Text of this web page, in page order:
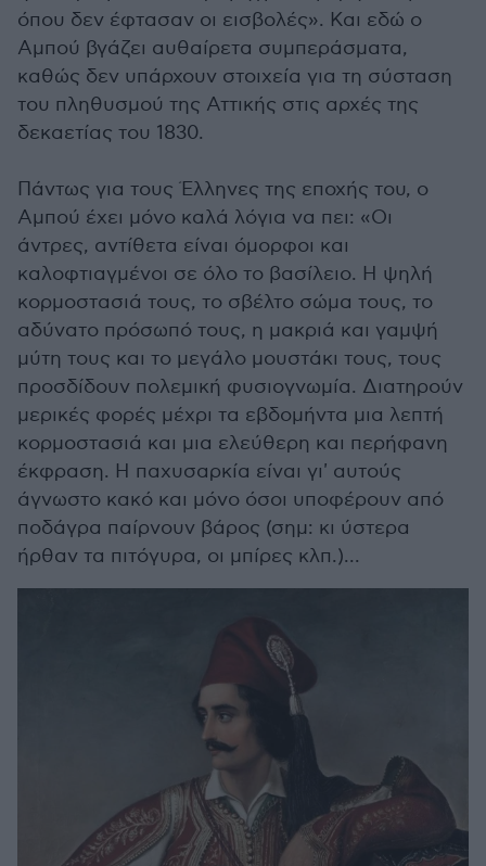
όπου δεν έφτασαν οι εισβολές». Και εδώ ο
Αμπού βγάζει αυθαίρετα συμπεράσματα,
καθώς δεν υπάρχουν στοιχεία για τη σύσταση
του πληθυσμού της Αττικής στις αρχές της
δεκαετίας του 1830.
Πάντως για τους Έλληνες της εποχής του, ο
Αμπού έχει μόνο καλά λόγια να πει: «Οι
άντρες, αντίθετα είναι όμορφοι και
καλοφτιαγμένοι σε όλο το βασίλειο. Η ψηλή
κορμοστασιά τους, το σβέλτο σώμα τους, το
αδύνατο πρόσωπό τους, η μακριά και γαμψή
μύτη τους και το μεγάλο μουστάκι τους, τους
προσδίδουν πολεμική φυσιογνωμία. Διατηρούν
μερικές φορές μέχρι τα εβδομήντα μια λεπτή
κορμοστασιά και μια ελεύθερη και περήφανη
έκφραση. Η παχυσαρκία είναι γι' αυτούς
άγνωστο κακό και μόνο όσοι υποφέρουν από
ποδάγρα παίρνουν βάρος (σημ: κι ύστερα
ήρθαν τα πιτόγυρα, οι μπίρες κλπ.)...